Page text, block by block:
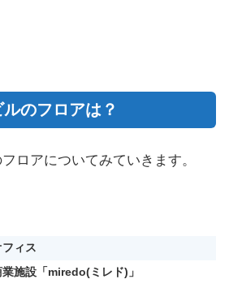
のフロアは？
ロアについてみていきます。
フィス
業施設「miredo(ミレド)」